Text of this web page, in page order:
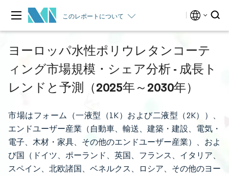
このレポートについて
ヨーロッパ水性ポリウレタンコーテ
ィング市場規模・シェア分析 - 成長ト
レンドと予測（2025年～2030年）
市場はフォーム（一液型（1K）および二液型（2K））、
エンドユーザー産業（自動車、輸送、建築・建設、電気・
電子、木材・家具、その他のエンドユーザー産業）、およ
び国（ドイツ、ポーランド、英国、フランス、イタリア、
スペイン、北欧諸国、ベネルクス、ロシア、その他のヨー